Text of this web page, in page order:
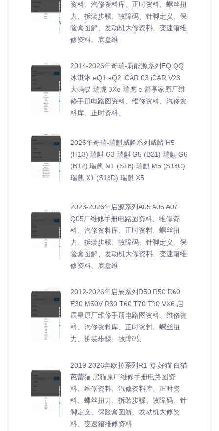
资料、汽修资料库、正时资料、螺丝扭
力、拆装步骤、故障码、针脚定义、保
险盒图解、发动机大修资料、变速箱维
修资料、底盘维
2014-2026年奇瑞-新能源系列EQ QQ
冰淇淋 eQ1 eQ2 iCAR 03 iCAR V23
大蚂蚁 瑞虎 3Xe 瑞虎 e 舒享家原厂维
修手册电路图资料、维修资料、汽修资
料库、正时资料、
2026年奇瑞-瑞麒威麟系列威麟 H5
(H13) 瑞麒 G3 瑞麒 G5 (B21) 瑞麒 G6
(B12) 瑞麒 M1 (S18) 瑞麒 M5 (S18C)
瑞麒 X1 (S18D) 瑞麒 X5
2023-2026年启源系列A05 A06 A07
Q05厂维修手册电路图资料、维修资
料、汽修资料库、正时资料、螺丝扭
力、拆装步骤、故障码、针脚定义、保
险盒图解、发动机大修资料、变速箱维
修资料、底盘维
2012-2026年启辰系列D50 R50 D60
E30 M50V R30 T60 T70 T90 VX6 启
辰星原厂维修手册电路图资料、维修资
料、汽修资料库、正时资料、螺丝扭
力、拆装步骤、故障码、
2019-2026年欧拉系列R1 iQ 好猫 白猫
芭蕾猫 黑猫原厂维修手册电路图资
料、维修资料、汽修资料库、正时资
料、螺丝扭力、拆装步骤、故障码、针
脚定义、保险盒图解、发动机大修资
料、变速箱维修资料